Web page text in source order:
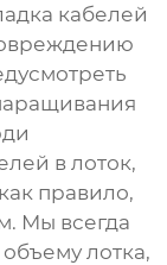
кабелей
в лоток,
правило,
Мы всегда
лотка,